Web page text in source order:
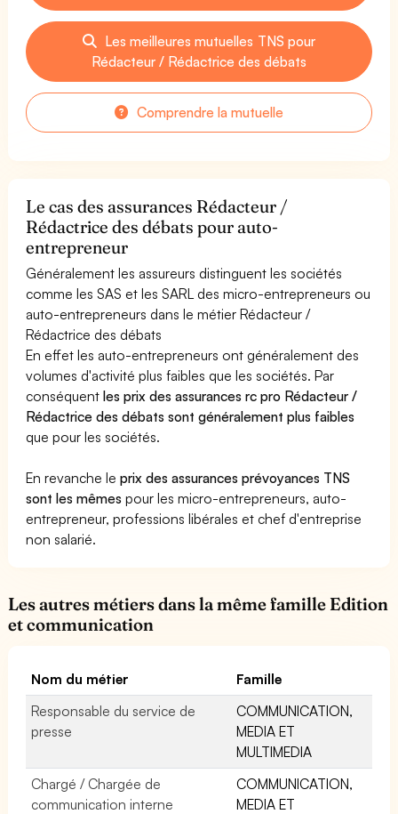
Les meilleures mutuelles TNS pour
Rédacteur / Rédactrice des débats
Comprendre la mutuelle
Le cas des assurances Rédacteur /
Rédactrice des débats pour auto-
entrepreneur
Généralement les assureurs distinguent les sociétés
comme les SAS et les SARL des micro-entrepreneurs ou
auto-entrepreneurs dans le métier Rédacteur /
Rédactrice des débats
En effet les auto-entrepreneurs ont généralement des
volumes d'activité plus faibles que les sociétés. Par
conséquentles prix des assurances rc pro Rédacteur /
Rédactrice des débats sont généralement plus faibles
que pour les sociétés.
En revanche leprix des assurances prévoyances TNS
sont les mêmes pour les micro-entrepreneurs, auto-
entrepreneur, professions libérales et chef d'entreprise
non salarié.
Les autres métiers dans la même famille Edition
et communication
Nom du métier
Famille
Responsable du service de
presse
COMMUNICATION,
MEDIA ET
MULTIMEDIA
Chargé / Chargée de
communication interne
COMMUNICATION,
MEDIA ET